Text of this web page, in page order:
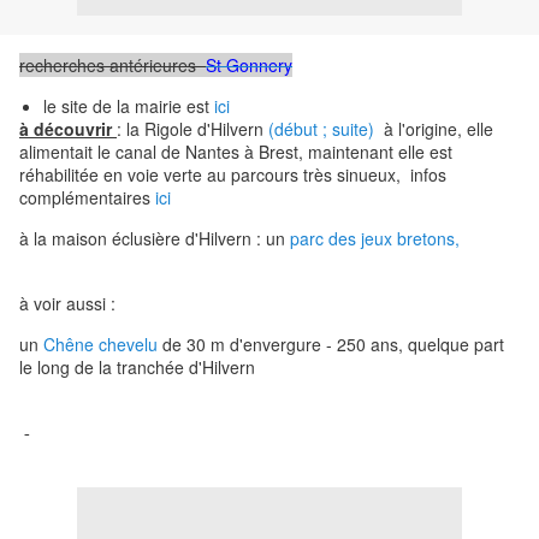
recherches antérieures St Gonnery
le site de la mairie est ici
à découvrir : la Rigole d'Hilvern (début ; suite) à l'origine, elle
alimentait le canal de Nantes à Brest, maintenant elle est
réhabilitée en voie verte au parcours très sinueux, infos
complémentaires ici
à la maison éclusière d'Hilvern : un parc des jeux bretons,
à voir aussi :
un Chêne chevelu de 30 m d'envergure - 250 ans, quelque part
le long de la tranchée d'Hilvern
-